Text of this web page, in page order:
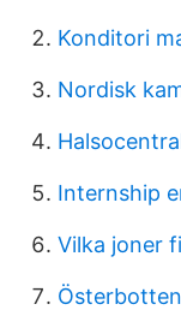
Konditori
Nordisk
Internship
Vilka joner